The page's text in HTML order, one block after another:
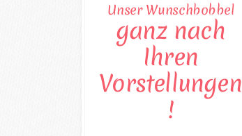
Unser Wunschbobbel
ganz nach
Ihren
Vorstellungen
!